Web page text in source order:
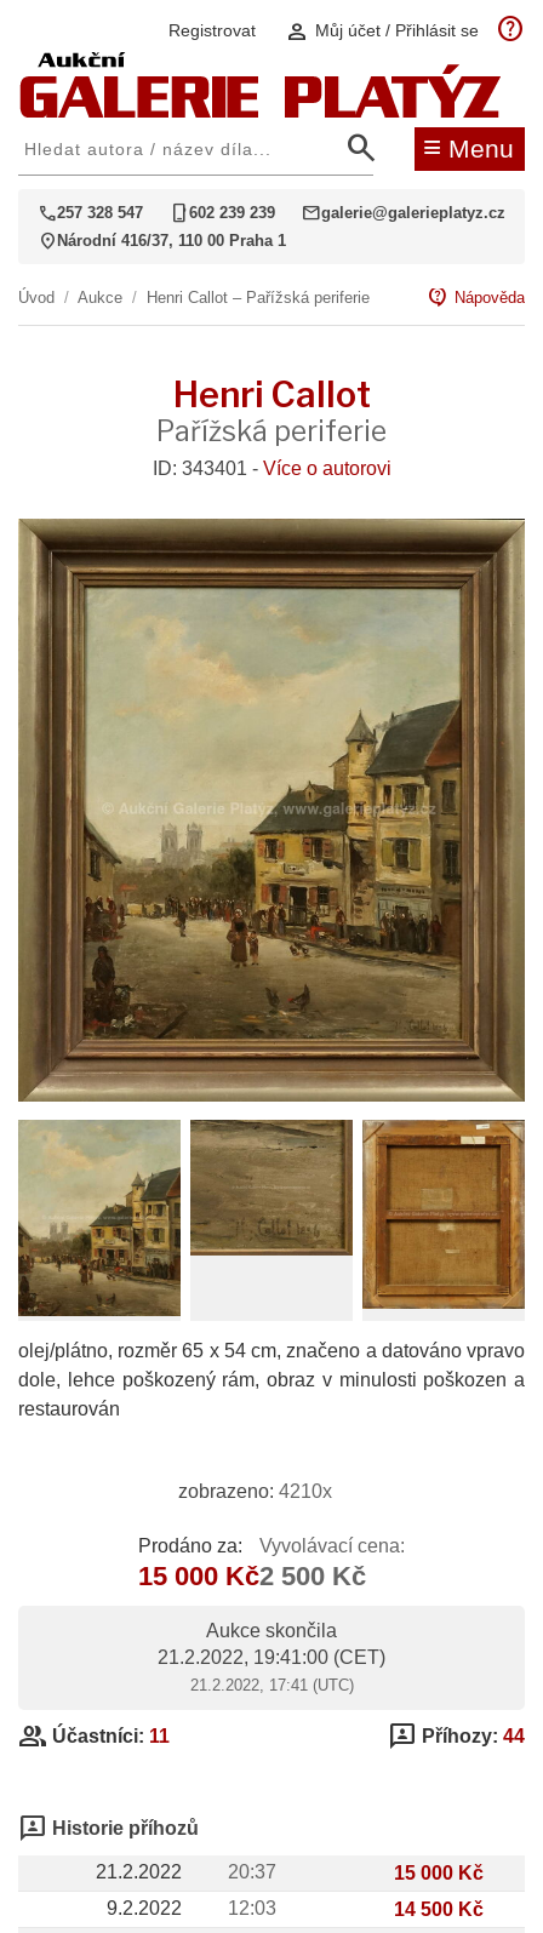
Registrovat person Můj účet / Přihlásit se help
search ≡ Menu
call257 328 547 phone_iphone602 239 239 mailgalerie@galerieplatyz.cz
location_on Národní 416/37, 110 00 Praha 1
Úvod / Aukce / Henri Callot – Pařížská periferie contact_support Nápověda
Henri Callot
Pařížská periferie
ID: 343401 - Více o autorovi
olej/plátno, rozměr 65 x 54 cm, značeno a datováno vpravo
dole, lehce poškozený rám, obraz v minulosti poškozen a
restaurován
zobrazeno: 4210x
Prodáno za:
15 000 Kč
Vyvolávací cena:
2 500 Kč
Aukce skončila
21.2.2022, 19:41:00 (CET)
21.2.2022, 17:41 (UTC)
group Účastníci: 11 3p Příhozy: 44
3p Historie příhozů
21.2.2022 20:37
15 000 Kč
9.2.2022
12:03
14 500 Kč